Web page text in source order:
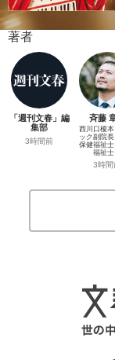
著者
「週刊文春」編
集部
3時間前
斉藤
西川口榎
ック副院
保健福祉
福祉士
3時間